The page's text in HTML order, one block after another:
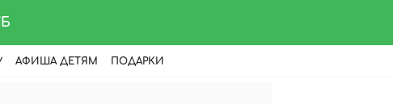
АФИША ДЕТЯМ ПОДАРКИ